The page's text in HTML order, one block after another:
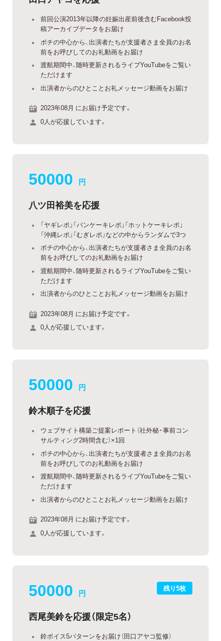
前回公演2013年以降の妊娠出産前後含むFacebook投
稿アーカイブデータをお届け
ポチの中心から、出演者たちが支援者さま全員のお名
前をお呼びしてのお礼動画をお届け
渡航期間中、随時更新されるライブYouTubeをご覧い
ただけます
出演者からのひとことお礼メッセージ動画をお届け
2023年08月 にお届け予定です。
0人が応援しています。
50000 円
八ツ田裕美を応援
「ヤギレポ」「パンケーキレポ」「ホットケーキレポ」
「沖縄レポ」「むぎレポ」などの中からランダムで3つ
ポチの中心から、出演者たちが支援者さま全員のお名
前をお呼びしてのお礼動画をお届け
渡航期間中、随時更新されるライブYouTubeをご覧い
ただけます
出演者からのひとことお礼メッセージ動画をお届け
2023年08月 にお届け予定です。
0人が応援しています。
50000 円
鈴木順子を応援
ウェブサイト構築ご提案レポート（社外秘・事前コン
サルティング2時間含む）×1回
ポチの中心から、出演者たちが支援者さま全員のお名
前をお呼びしてのお礼動画をお届け
渡航期間中、随時更新されるライブYouTubeをご覧い
ただけます
出演者からのひとことお礼メッセージ動画をお届け
2023年08月 にお届け予定です。
0人が応援しています。
残り5枚
50000 円
西尾美鈴を応援（限定5名）
鈴ボイス5パターンをお届け（田口アヤコ監修）